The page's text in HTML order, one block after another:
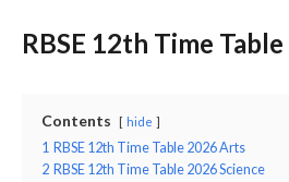
RBSE 12th Time
Contents hide
1 RBSE 12th Time Table 2026 Arts
2 RBSE 12th Time Table 2026 Science